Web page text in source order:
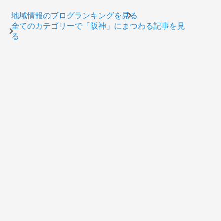
地域情報のブログランキングを見る
全てのカテゴリーで「阪神」にまつわる記事を見
る